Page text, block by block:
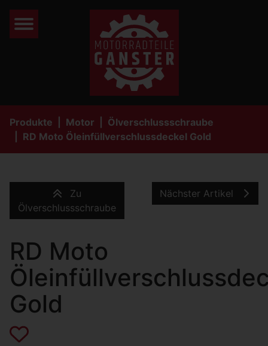
Produkte Motor
Ölverschlussschraube
RD Moto Öleinfüllverschlussdeckel Gold
Zu
Ölverschlussschraube
Nächster Artikel
RD Moto
Gold